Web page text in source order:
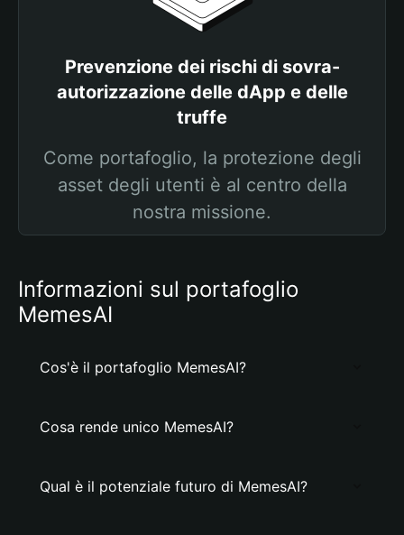
Prevenzione dei rischi di sovra-
autorizzazione delle dApp e delle
truffe
Come portafoglio, la protezione degli
asset degli utenti è al centro della
nostra missione.
Informazioni sul portafoglio
MemesAI
Cos'è il portafoglio MemesAI?
Cosa rende unico MemesAI?
Qual è il potenziale futuro di MemesAI?